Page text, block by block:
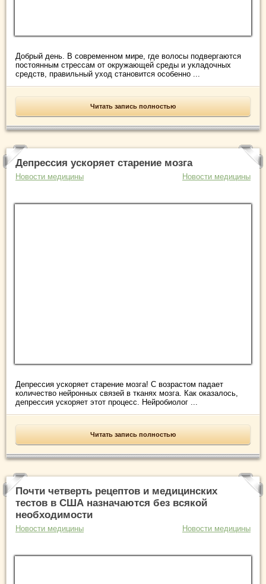
Добрый день. В современном мире, где волосы подвергаются
постоянным стрессам от окружающей среды и укладочных
средств, правильный уход становится особенно ...
Читать запись полностью
Депрессия ускоряет старение мозга
Новости медицины Новости медицины
Депрессия ускоряет старение мозга! С возрастом падает
количество нейронных связей в тканях мозга. Как оказалось,
депрессия ускоряет этот процесс. Нейробиолог ...
Читать запись полностью
Почти четверть рецептов и медицинских
тестов в США назначаются без всякой
необходимости
Новости медицины Новости медицины